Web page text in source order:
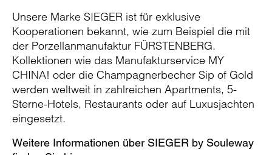
Unsere Marke SIEGER ist für exklusive
Kooperationen bekannt, wie zum Beispiel die mit
der Porzellanmanufaktur FÜRSTENBERG.
Kollektionen wie das Manufakturservice MY
CHINA! oder die Champagnerbecher Sip of Gold
werden weltweit in zahlreichen Apartments, 5-
Sterne-Hotels, Restaurants oder auf Luxusjachten
eingesetzt.
Weitere Informationen über SIEGER by Souleway